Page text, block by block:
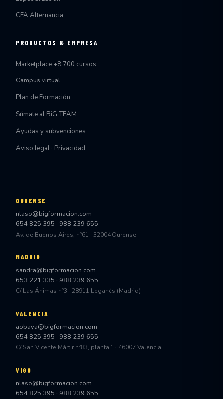
CFA Alternancia
PRODUCTOS & EMPRESA
Marketplace +8.700 cursos
Campus virtual
Plan de Formación
Súmate al BiG TEAM
Ayudas y subvenciones
Aviso legal · Privacidad
OURENSE
nlaso@bigformacion.com
654 825 395 · 988 239 655
Av. de Buenos Aires, nº61 · 32004 Ourense
MADRID
sandra@bigformacion.com
653 221 335 · 988 239 655
C/ Las Ánimas nº3 · 28911 Leganés (Madrid)
VALENCIA
aobaya@bigformacion.com
654 825 395 · 988 239 655
C/ San Vicente Mártir nº83, planta 1 · 46007 Valencia
VIGO
nlaso@bigformacion.com
654 825 395 · 988 239 655